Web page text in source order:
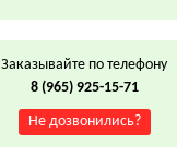
Заказывайте по телефону
8 (965) 925-15-71
Не дозвонились?